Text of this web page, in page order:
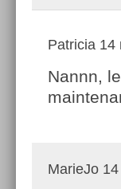
Patricia 14
Nannn,
MarieJo